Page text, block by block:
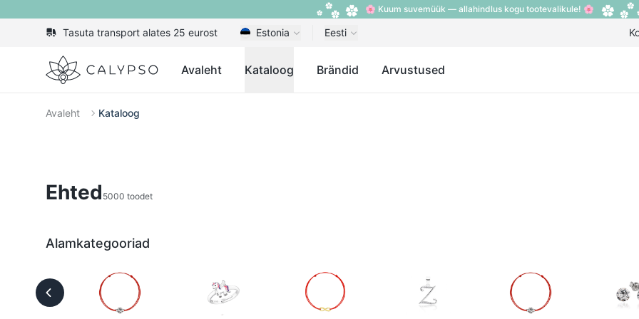
🌸 Kuum suvemüük — allahindlus kogu tootevalikule! 🌸
Tasuta transport alates 25 eurost Estonia Eesti
Calypso Avaleht Kataloog Brändid Arvustused
Avaleht Kataloog
Ehted 5000 toodet
Alamkategooriad